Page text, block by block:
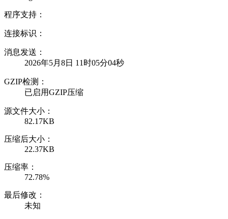
程序支持：
连接标识：
消息发送：
2026年5月8日 11时05分04秒
GZIP检测：
已启用GZIP压缩
源文件大小：
82.17KB
压缩后大小：
22.37KB
压缩率：
72.78%
最后修改：
未知